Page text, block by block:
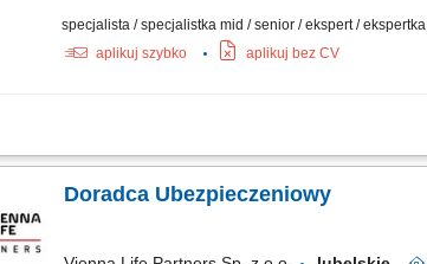
specjalista / specjalistka mid / senior / ekspert / ekspertka
aplikuj szybko
aplikuj bez CV
Opis stanowiska: Aktywna obsługa i cross-selling w
Doradca Ubezpieczeniowy